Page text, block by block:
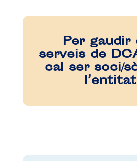
Per gaudir
serveis de
cal ser soci/